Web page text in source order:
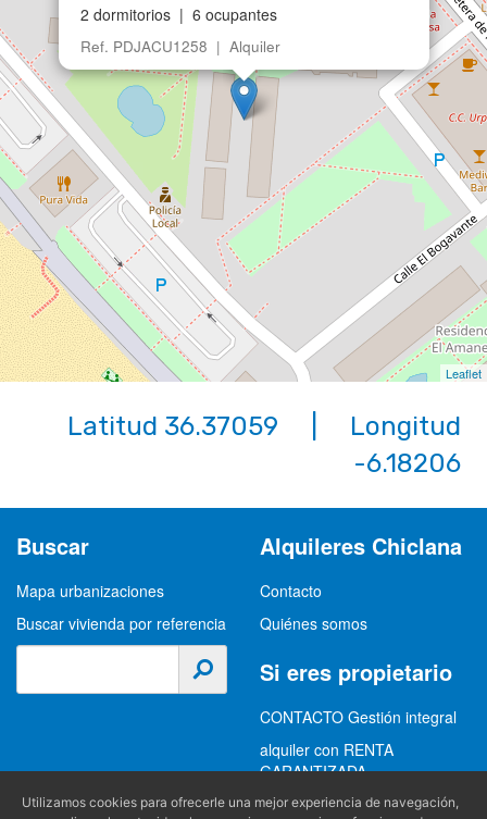
2 dormitorios | 6 ocupantes
Ref. PDJACU1258 | Alquiler
Leaflet
Latitud 36.37059 | Longitud
-6.18206
Buscar
Mapa urbanizaciones
Buscar vivienda por referencia
Alquileres Chiclana
Contacto
Quiénes somos
Si eres propietario
CONTACTO Gestión integral
alquiler con RENTA
GARANTIZADA
GESTION INTEGRAL
Utilizamos cookies para ofrecerle una mejor experiencia de navegación,